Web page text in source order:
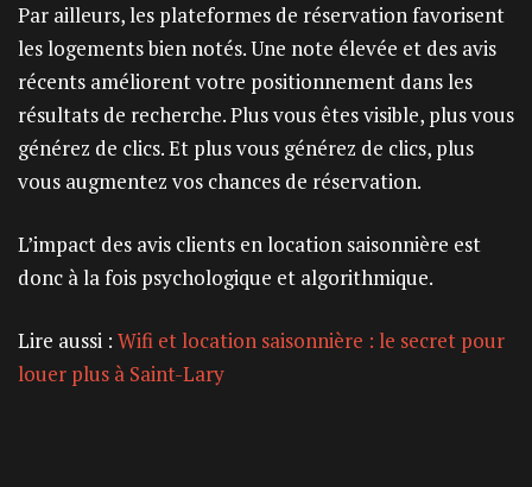
Par ailleurs, les plateformes de réservation favorisent
les logements bien notés. Une note élevée et des avis
récents améliorent votre positionnement dans les
résultats de recherche. Plus vous êtes visible, plus vous
générez de clics. Et plus vous générez de clics, plus
vous augmentez vos chances de réservation.
L’impact des avis clients en location saisonnière est
donc à la fois psychologique et algorithmique.
Lire aussi : Wifi et location saisonnière : le secret pour
louer plus à Saint-Lary